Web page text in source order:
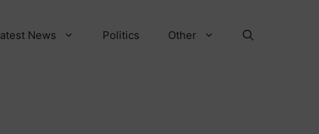
News Politics Other